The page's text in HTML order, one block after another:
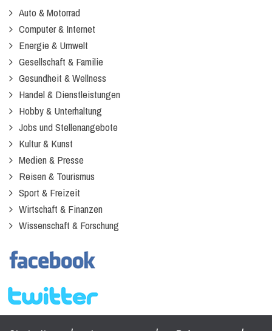
Auto & Motorrad
Computer & Internet
Energie & Umwelt
Gesellschaft & Familie
Gesundheit & Wellness
Handel & Dienstleistungen
Hobby & Unterhaltung
Jobs und Stellenangebote
Kultur & Kunst
Medien & Presse
Reisen & Tourismus
Sport & Freizeit
Wirtschaft & Finanzen
Wissenschaft & Forschung